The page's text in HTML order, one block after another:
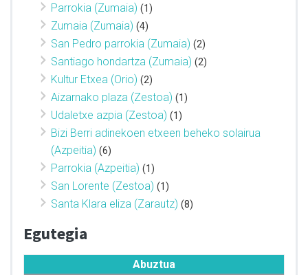
Parrokia (Zumaia) (1)
Zumaia (Zumaia) (4)
San Pedro parrokia (Zumaia) (2)
Santiago hondartza (Zumaia) (2)
Kultur Etxea (Orio) (2)
Aizarnako plaza (Zestoa) (1)
Udaletxe azpia (Zestoa) (1)
Bizi Berri adinekoen etxeen beheko solairua
(Azpeitia) (6)
Parrokia (Azpeitia) (1)
San Lorente (Zestoa) (1)
Santa Klara eliza (Zarautz) (8)
Egutegia
Abuztua